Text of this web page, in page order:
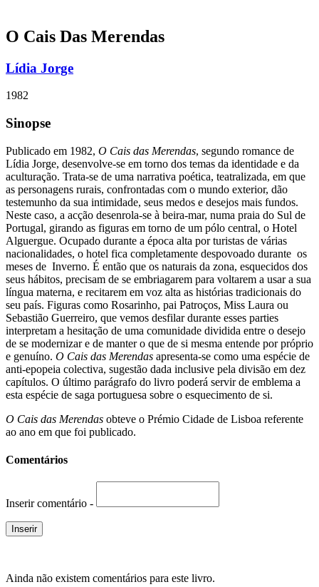
O Cais Das Merendas
Lídia Jorge
1982
Sinopse
Publicado em 1982, O Cais das Merendas, segundo romance de
Lídia Jorge, desenvolve-se em torno dos temas da identidade e da
aculturação. Trata-se de uma narrativa poética, teatralizada, em que
as personagens rurais, confrontadas com o mundo exterior, dão
testemunho da sua intimidade, seus medos e desejos mais fundos.
Neste caso, a acção desenrola-se à beira-mar, numa praia do Sul de
Portugal, girando as figuras em torno de um pólo central, o Hotel
Alguergue. Ocupado durante a época alta por turistas de várias
nacionalidades, o hotel fica completamente despovoado durante os
meses de Inverno. É então que os naturais da zona, esquecidos dos
seus hábitos, precisam de se embriagarem para voltarem a usar a sua
língua materna, e recitarem em voz alta as histórias tradicionais do
seu país. Figuras como Rosarinho, pai Patroços, Miss Laura ou
Sebastião Guerreiro, que vemos desfilar durante esses parties
interpretam a hesitação de uma comunidade dividida entre o desejo
de se modernizar e de manter o que de si mesma entende por próprio
e genuíno. O Cais das Merendas apresenta-se como uma espécie de
anti-epopeia colectiva, sugestão dada inclusive pela divisão em dez
capítulos. O último parágrafo do livro poderá servir de emblema a
esta espécie de saga portuguesa sobre o esquecimento de si.
O Cais das Merendas obteve o Prémio Cidade de Lisboa referente
ao ano em que foi publicado.
Comentários
Inserir comentário -
Ainda não existem comentários para este livro.